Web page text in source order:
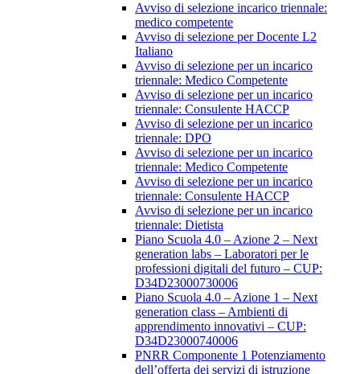
Avviso di selezione incarico triennale:
medico competente
Avviso di selezione per Docente L2
Italiano
Avviso di selezione per un incarico
triennale: Medico Competente
Avviso di selezione per un incarico
triennale: Consulente HACCP
Avviso di selezione per un incarico
triennale: DPO
Avviso di selezione per un incarico
triennale: Medico Competente
Avviso di selezione per un incarico
triennale: Consulente HACCP
Avviso di selezione per un incarico
triennale: Dietista
Piano Scuola 4.0 – Azione 2 – Next
generation labs – Laboratori per le
professioni digitali del futuro – CUP:
D34D23000730006
Piano Scuola 4.0 – Azione 1 – Next
generation class – Ambienti di
apprendimento innovativi – CUP:
D34D23000740006
PNRR Componente 1 Potenziamento
dell’offerta dei servizi di istruzione